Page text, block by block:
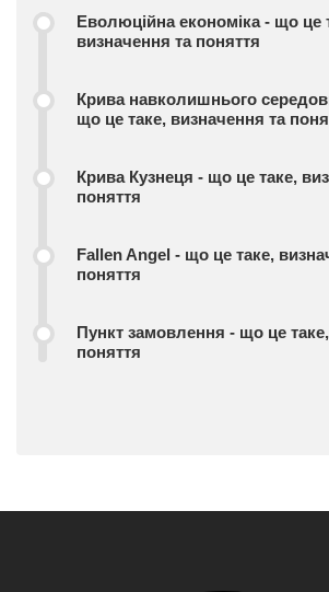
Еволюційна економіка - що це
визначення та поняття
Крива навколишнього
що це таке, визначення та
Крива Кузнеця - що це таке,
поняття
Fallen Angel - що це таке,
поняття
Пункт замовлення - що це
поняття